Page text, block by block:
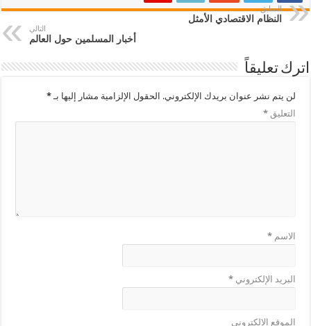
السابق
النظام الاقتصادي الأمثل
التالي
أخبار المسلمين حول العالم
اترك تعليقاً
لن يتم نشر عنوان بريدك الإلكتروني. الحقول الإلزامية مشار إليها بـ*
التعليق*
الاسم*
البريد الإلكتروني*
الموقع الإلكتروني